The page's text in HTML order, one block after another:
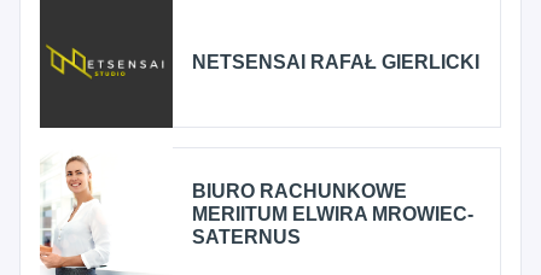
NETSENSAI RAFAŁ GIERLICKI
BIURO RACHUNKOWE
MERIITUM ELWIRA MROWIEC-
SATERNUS